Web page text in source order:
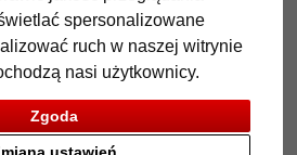
spersonalizowane
ruch w naszej witrynie
nasi użytkownicy.
Zgoda